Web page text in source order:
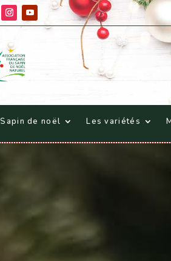
Sapin de noël Les variétés